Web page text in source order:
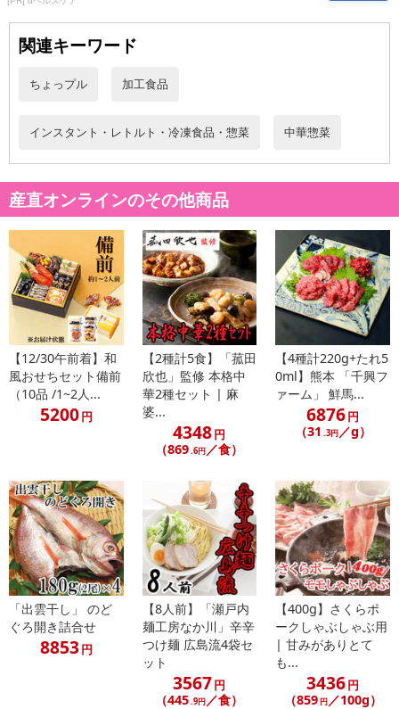
【麻婆豆腐】冷凍豆腐(大豆(国産)、でん粉)、豚肉、野菜(長ねぎ、
にんにく)、豆板醤、大豆油、甜麺醤、醤油、酒、トウチ、花椒油、
ラー油、ポーク・チキンエキス、卵白、脱脂粉乳/糊料(加工デンプ
ン)、調味料(アミノ酸等)、凝固剤(塩化マグネシウム)、ピロリン酸第
・注意事項：－18℃以下で保存お願いします
注意事項
【賞味・消費期限のある商品について】
商品到着時点でのお日持ち期間は、配送日数などにより異なります
のでご了承ください。
【キャンセルについて】
※お申込み後のキャンセルはお受けできません。
記載されている内容を必ずご確認いただき、お届けする商品セット
にご納得いただきましたうえでお申し込みください。
※パッケージ変更や商品リニューアル（成分など含む）等により、
参考の掲載画像や画像内のバーコードなど、お届け商品と多少異な
また、[新たな加工食品の原料原産地表示制度]の経過措置期間の終
合がございます。
あらかじめご了承いただいた上でお申込みください。なお、本理由
によるお申込み後のキャンセル・返品交換は対応いたしかねます。
【お支払いについて】
※お支払い方法は、電話料金合算払い、クレジットカード払い、dポ
イントがご利用いただけます。
【発送・お届け・商品について】
※お申込み頂きました商品の同梱、お届けの日時指定はいたしかね
関連キーワード
ちょっプル 加工食品
インスタント・レトルト・冷凍食品・惣菜 中華惣菜
産直オンラインのその他商品
【12/30午前着】和
風おせちセット備前
（10品 /1~2人...
5200円
【2種計5食】「菰田
欣也」監修 本格中
華2種セット | 麻
婆...
4348円
（869.6円／食）
【4種計220g+たれ5
0ml】熊本 「千興フ
ァーム」 鮮馬...
6876円
（31 .3円／g）
「出雲干し」 のど
ぐろ開き詰合せ
8853円
【8人前】「瀬戸内
麺工房なか川」辛辛
つけ麺 広島流4袋セ
ット
3567円
（445 .9円 ／食）
【400g】さくらポ
ークしゃぶしゃぶ用
| 甘みがありとて
も...
3436円
（859 円／100g）